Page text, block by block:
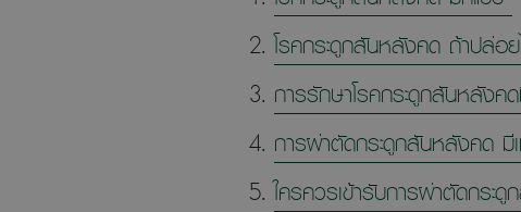
โรคกระดูกสันหลังคด ถ้าปล่อ
การรักษาโรคกระดูกสันหลังค
การผ่าตัดกระดูกสันหลังคด มี
ใครควรเข้ารับการผ่าตัดกระ